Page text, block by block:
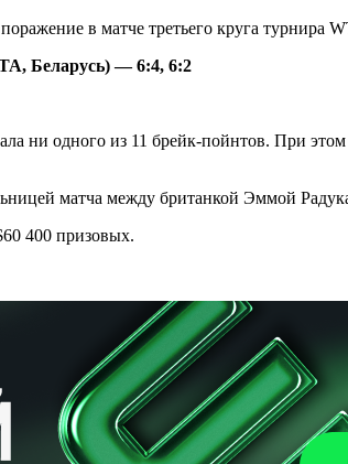
в матче третьего круга
, Беларусь) — 6:4, 6:2
ни одного из 11 брейк-пойнтов. При
матча между британкой Эммой
400 призовых.